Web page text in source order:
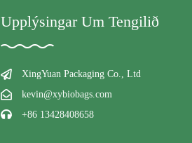
Upplýsingar Um Tengilið
XingYuan Packaging Co., Ltd
kevin@xybiobags.com
+86 13428408658